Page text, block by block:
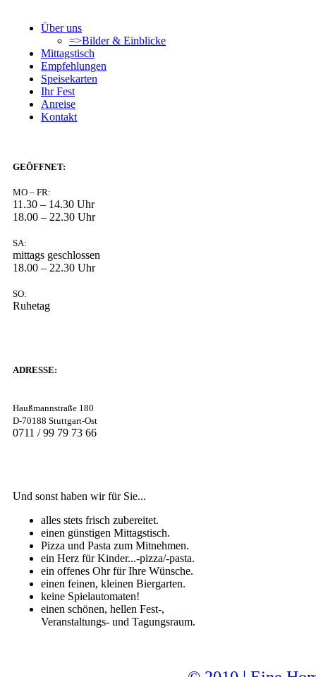
Über uns
=>Bilder & Einblicke
Mittagstisch
Empfehlungen
Speisekarten
Ihr Fest
Anreise
Kontakt
GEÖFFNET:
MO – FR:
11.30 – 14.30 Uhr
18.00 – 22.30 Uhr
SA:
mittags geschlossen
18.00 – 22.30 Uhr
SO:
Ruhetag
ADRESSE:
Haußmannstraße 180
D-70188 Stuttgart-Ost
0711 / 99 79 73 66
Und sonst haben wir für Sie...
alles stets frisch zubereitet.
einen günstigen Mittagstisch.
Pizza und Pasta zum Mitnehmen.
ein Herz für Kinder...-pizza/-pasta.
ein offenes Ohr für Ihre Wünsche.
einen feinen, kleinen Biergarten.
keine Spielautomaten!
einen schönen, hellen Fest-,
Veranstaltungs- und Tagungsraum.